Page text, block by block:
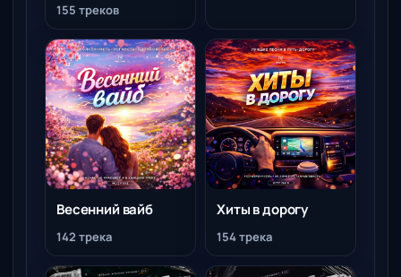
155 треков
Весенний вайб
142 трека
Хиты в дорогу
154 трека